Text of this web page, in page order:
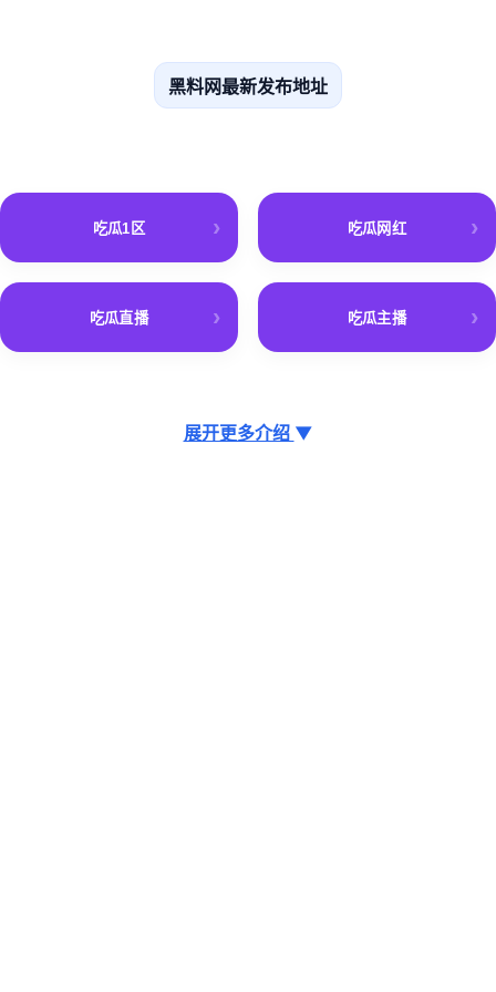
黑料网最新发布地址
吃瓜1区 吃瓜网红
吃瓜直播 吃瓜主播
展开更多介绍 ▼